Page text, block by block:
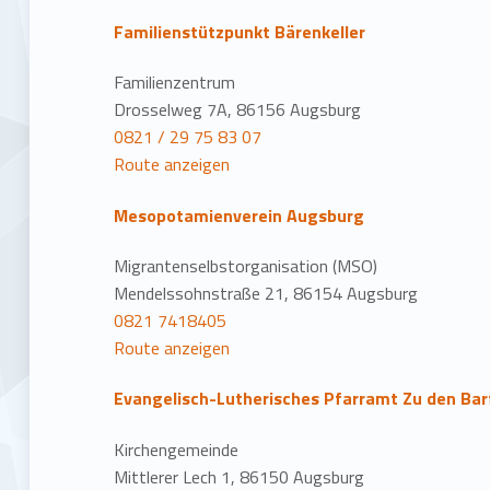
Familienstützpunkt Bärenkeller
Familienzentrum
Drosselweg 7A, 86156 Augsburg
0821 / 29 75 83 07
Route anzeigen
Mesopotamienverein Augsburg
Migrantenselbstorganisation (MSO)
Mendelssohnstraße 21, 86154 Augsburg
0821 7418405
Route anzeigen
Evangelisch-Lutherisches Pfarramt Zu den
Kirchengemeinde
Mittlerer Lech 1, 86150 Augsburg